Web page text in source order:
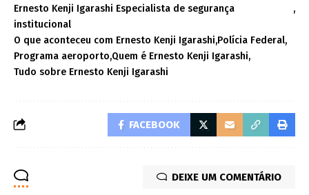
Ernesto Kenji Igarashi Especialista de segurança
institucional
O que aconteceu com Ernesto Kenji Igarashi Polícia Federal
Programa aeroporto Quem é Ernesto Kenji Igarashi
Tudo sobre Ernesto Kenji Igarashi
FACEBOOK
DEIXE UM COMENTÁRIO